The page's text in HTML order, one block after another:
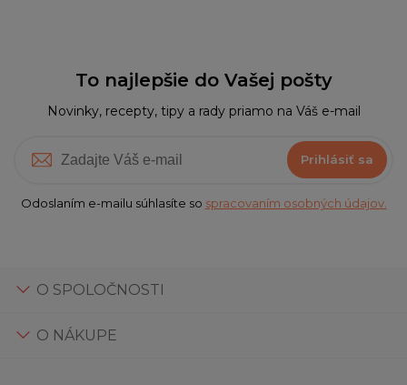
To najlepšie do Vašej pošty
Novinky, recepty, tipy a rady priamo na Váš e-mail
Prihlásiť sa
Odoslaním e-mailu súhlasíte so spracovaním osobných údajov.
O SPOLOČNOSTI
O NÁKUPE